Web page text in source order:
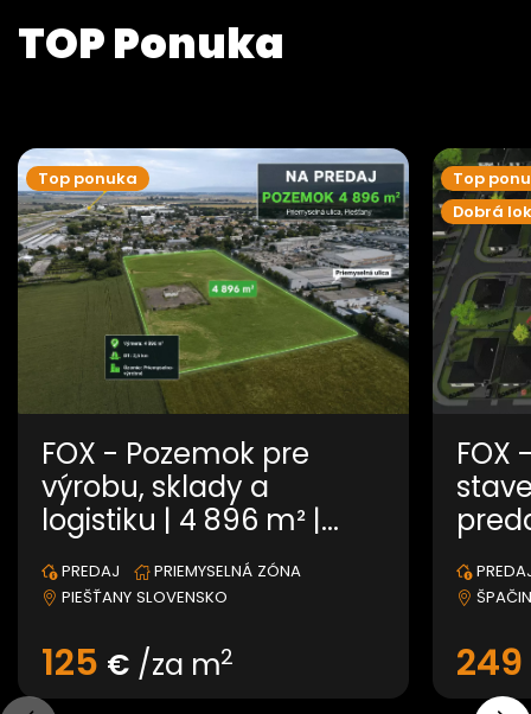
TOP Ponuka
Top ponuka
FOX - Pozemok pre
výrobu, sklady a
logistiku | 4 896 m² |...
PREDAJ
PRIEMYSELNÁ ZÓNA
PIEŠŤANY SLOVENSKO
125 € /za m2
Top
Dobrá
249